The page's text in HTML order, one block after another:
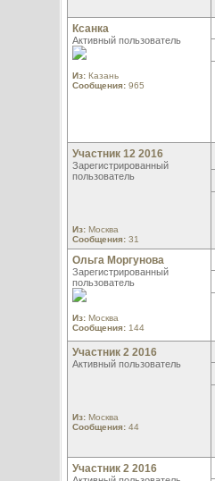
Ксанка
Активный пользователь
Из:Казань
Сообщения:965
Участник 12 2016
Зарегистрированный
пользователь
Из:Москва
Сообщения:31
Ольга Моргунова
Зарегистрированный
пользователь
Из:Москва
Сообщения:144
Участник 2 2016
Активный пользователь
Из:Москва
Сообщения:44
Участник 2 2016